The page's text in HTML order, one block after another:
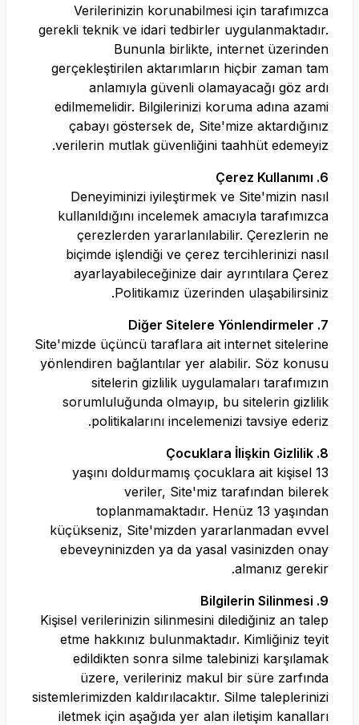
Verilerinizin korunabilmesi için tarafımızca
gerekli teknik ve idari tedbirler uygulanmaktadır.
Bununla birlikte, internet üzerinden
gerçekleştirilen aktarımların hiçbir zaman tam
anlamıyla güvenli olamayacağı göz ardı
edilmemelidir. Bilgilerinizi koruma adına azami
çabayı göstersek de, Site'mize aktardığınız
verilerin mutlak güvenliğini taahhüt edemeyiz.
6. Çerez Kullanımı
Deneyiminizi iyileştirmek ve Site'mizin nasıl
kullanıldığını incelemek amacıyla tarafımızca
çerezlerden yararlanılabilir. Çerezlerin ne
biçimde işlendiği ve çerez tercihlerinizi nasıl
ayarlayabileceğinize dair ayrıntılara Çerez
Politikamız üzerinden ulaşabilirsiniz.
7. Diğer Sitelere Yönlendirmeler
Site'mizde üçüncü taraflara ait internet sitelerine
yönlendiren bağlantılar yer alabilir. Söz konusu
sitelerin gizlilik uygulamaları tarafımızın
sorumluluğunda olmayıp, bu sitelerin gizlilik
politikalarını incelemenizi tavsiye ederiz.
8. Çocuklara İlişkin Gizlilik
13 yaşını doldurmamış çocuklara ait kişisel
veriler, Site'miz tarafından bilerek
toplanmamaktadır. Henüz 13 yaşından
küçükseniz, Site'mizden yararlanmadan evvel
ebeveyninizden ya da yasal vasinizden onay
almanız gerekir.
9. Bilgilerin Silinmesi
Kişisel verilerinizin silinmesini dilediğiniz an talep
etme hakkınız bulunmaktadır. Kimliğiniz teyit
edildikten sonra silme talebinizi karşılamak
üzere, verileriniz makul bir süre zarfında
sistemlerimizden kaldırılacaktır. Silme taleplerinizi
iletmek için aşağıda yer alan iletişim kanalları